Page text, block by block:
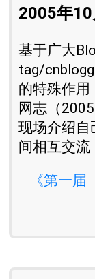
2005年
基于广大
tag/
的特殊作用
网志（
现场介绍自
间相互交流
《第一